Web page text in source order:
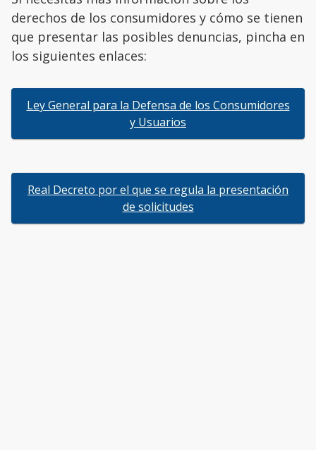
derechos de los consumidores y cómo se tienen
que presentar las posibles denuncias, pincha en
los siguientes enlaces:
Ley General para la Defensa de los Consumidores
y Usuarios
Real Decreto por el que se regula la presentación
de solicitudes